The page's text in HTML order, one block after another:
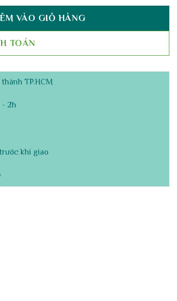
Phát số lượng
VÀO GIỎ HÀNG
TOÁN
TP.HCM
- 2h
khi giao